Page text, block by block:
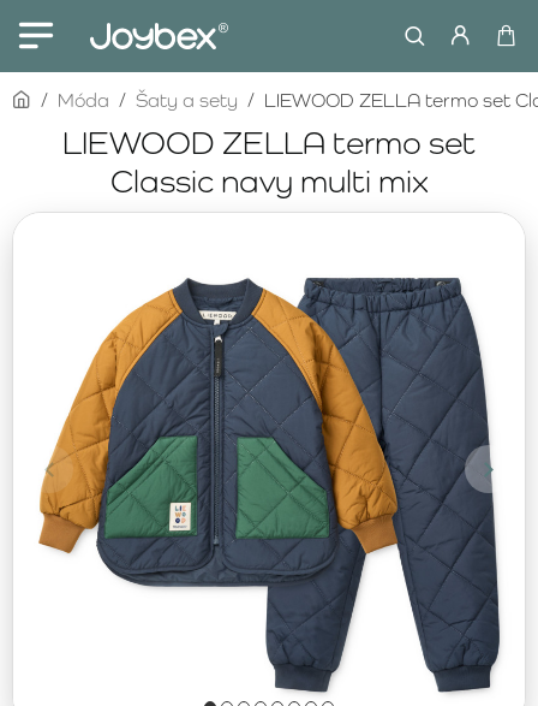
LIEWOOD ZELLA termo set
Classic navy multi mix
homeMóda Šaty a sety LIEWOOD ZELLA termo set